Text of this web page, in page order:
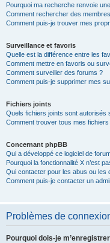
Pourquoi ma recherche renvoie
Comment rechercher des
Comment puis-je trouver mes
Surveillance et favoris
Quelle est la différence entre les
Comment mettre en favoris ou
Comment surveiller des forums ?
Comment puis-je supprimer mes
Fichiers joints
Quels fichiers joints sont autorisés
Comment trouver tous mes fichiers
Concernant phpBB
Qui a développé ce logiciel de
Pourquoi la fonctionnalité X n’est
Qui contacter pour les abus ou les
Comment puis-je contacter un
Problèmes de
Pourquoi dois-je